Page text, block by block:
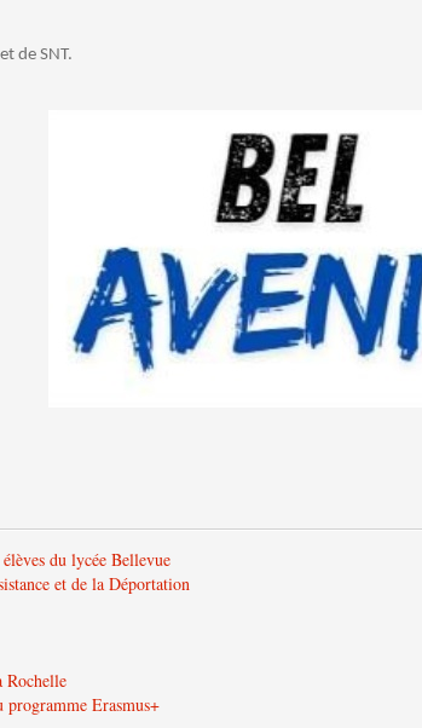
de SNT.
du lycée Bellevue
et de la Déportation
Rochelle
programme Erasmus+